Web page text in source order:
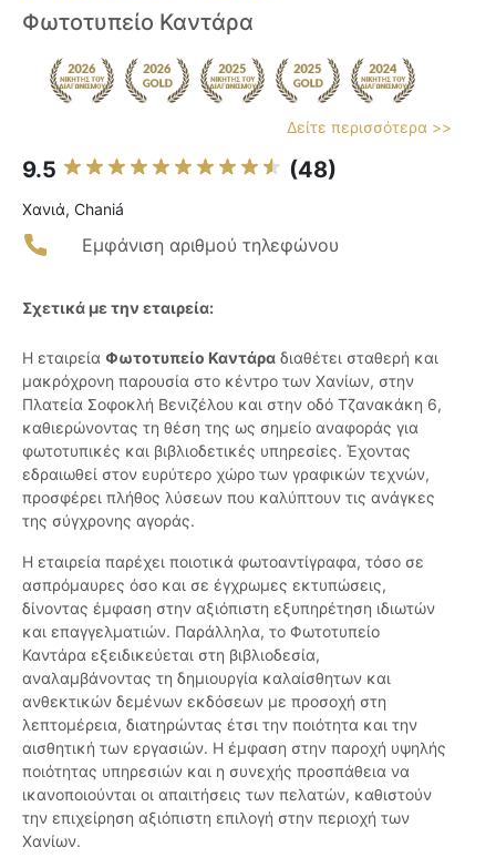
Φωτοτυπείο Καντάρα
Δείτε περισσότερα >>
9.5 (48)
Χανιά, Chaniá
Εμφάνιση αριθμού τηλεφώνου
Σχετικά με την εταιρεία:
Η εταιρεία Φωτοτυπείο Καντάρα διαθέτει σταθερή και
μακρόχρονη παρουσία στο κέντρο των Χανίων, στην
Πλατεία Σοφοκλή Βενιζέλου και στην οδό Τζανακάκη 6,
καθιερώνοντας τη θέση της ως σημείο αναφοράς για
φωτοτυπικές και βιβλιοδετικές υπηρεσίες. Έχοντας
εδραιωθεί στον ευρύτερο χώρο των γραφικών τεχνών,
προσφέρει πλήθος λύσεων που καλύπτουν τις ανάγκες
της σύγχρονης αγοράς.
Η εταιρεία παρέχει ποιοτικά φωτοαντίγραφα, τόσο σε
ασπρόμαυρες όσο και σε έγχρωμες εκτυπώσεις,
δίνοντας έμφαση στην αξιόπιστη εξυπηρέτηση ιδιωτών
και επαγγελματιών. Παράλληλα, το Φωτοτυπείο
Καντάρα εξειδικεύεται στη βιβλιοδεσία,
αναλαμβάνοντας τη δημιουργία καλαίσθητων και
ανθεκτικών δεμένων εκδόσεων με προσοχή στη
λεπτομέρεια, διατηρώντας έτσι την ποιότητα και την
αισθητική των εργασιών. Η έμφαση στην παροχή υψηλής
ποιότητας υπηρεσιών και η συνεχής προσπάθεια να
ικανοποιούνται οι απαιτήσεις των πελατών, καθιστούν
την επιχείρηση αξιόπιστη επιλογή στην περιοχή των
Χανίων.